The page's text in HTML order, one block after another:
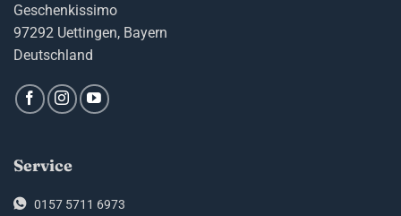
Geschenkissimo
97292 Uettingen, Bayern
Deutschland
Service
0157 5711 6973